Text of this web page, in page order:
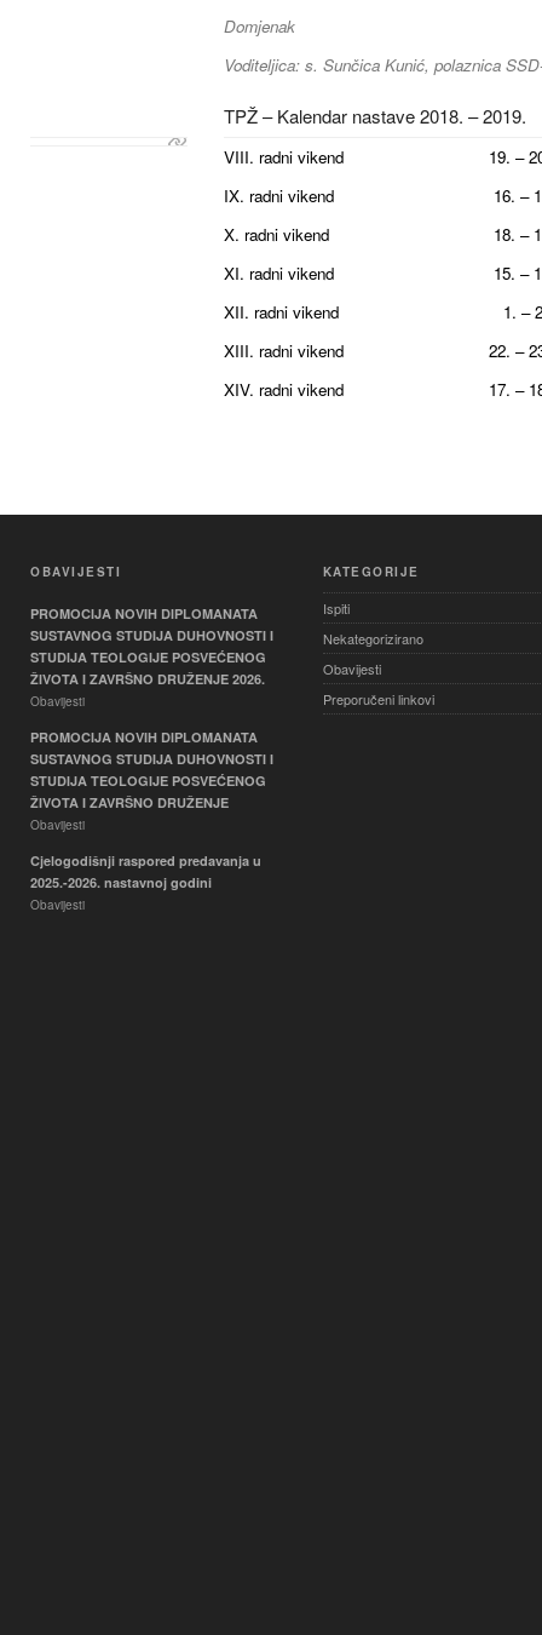
Domjenak
Voditeljica: s. Sunčica Kunić, polaznica
TPŽ – Kalendar nastave 2018. – 2019.
VIII. radni vikend 19. – 20.
IX. radni vikend 16. – 17.
X. radni vikend 18. – 19.
XI. radni vikend 15. – 16.
XII. radni vikend 1. – 2.
XIII. radni vikend 22. – 23.
XIV. radni vikend 17. – 18.
OBAVIJESTI
PROMOCIJA NOVIH DIPLOMANATA
SUSTAVNOG STUDIJA DUHOVNOSTI I
STUDIJA TEOLOGIJE POSVEĆENOG
ŽIVOTA I ZAVRŠNO DRUŽENJE 2026.
Obavijesti
PROMOCIJA NOVIH DIPLOMANATA
SUSTAVNOG STUDIJA DUHOVNOSTI I
STUDIJA TEOLOGIJE POSVEĆENOG
ŽIVOTA I ZAVRŠNO DRUŽENJE
Obavijesti
Cjelogodišnji raspored predavanja u
2025.-2026. nastavnoj godini
Obavijesti
KATEGORIJE
Ispiti
Nekategorizirano
Obavijesti
Preporučeni linkovi